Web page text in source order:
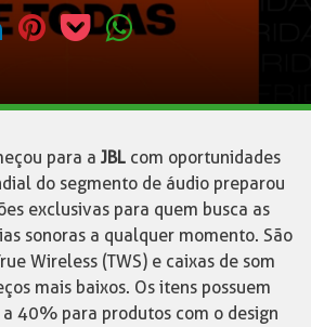
para a JBLcom oportunidades
do segmento de áudio preparou
exclusivas para quem busca as
sonoras a qualquer momento. São
Wireless (TWS) e caixas de som
mais baixos. Os itens possuem
40% para produtos com o design